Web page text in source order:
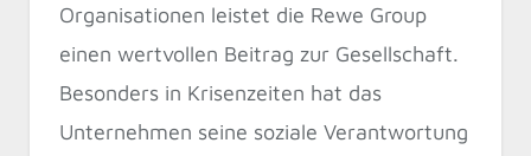
Organisationen leistet die Rewe Group
einen wertvollen Beitrag zur Gesellschaft.
Besonders in Krisenzeiten hat das
Unternehmen seine soziale Verantwortung